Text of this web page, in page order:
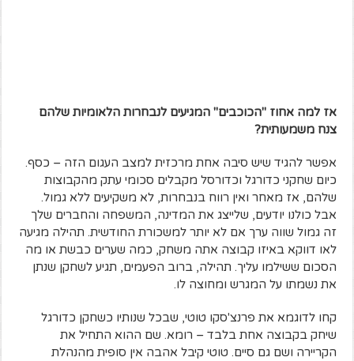
אז למה אחוז "הכוכבים" המגיעים לנבחרות הלאומיות שלהם
צנח משמעותית?
אפשר להגיד שיש סיבה אחת מרכזית למצב העגום הזה – כסף.
כיום שחקני כדורגל וכדורסל מקבלים סכומי עתק מהקבוצות
שלהם, אז מאחר ואין רווח בנבחרות, לא משקיעים ללא גמול.
אבל כולנו יודעים, שלייצג את המדינה, המשפחה והחברים שלך
זה גמול שווה ערך אם לא יותר למשכורת החודשית. תהילה מגיעה
לאו דווקא באיזו קבוצה אתה משחק, כמה שערים כבשת או מה
הסכום ששילמו עליך. תהילה, ברוב הפעמים, תגיע לשחקן שנתן
את נשמתו על המגרש ומחוצה לו.
קחו לדוגמא את פרנצ'סקו טוטי, שבכל שנותיו כשחקן כדורגל
שיחק בקבוצה אחת בלבד – רומא. שם ההוא התחיל את
הקריירה ושם גם סיים. טוטי קיבל אהבה אין סופית מהנהלת